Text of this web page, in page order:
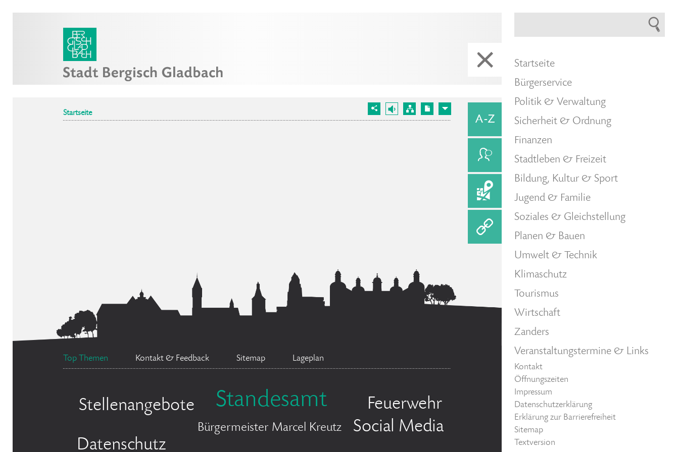
Startseite
Top Themen Kontakt & Feedback Sitemap Lageplan
Stellenangebote Standesamt Feuerwehr
Datenschutz
Bürgermeister Marcel Kreutz Social Media
Startseite
Bürgerservice
Politik & Verwaltung
Sicherheit & Ordnung
Finanzen
Stadtleben & Freizeit
Bildung, Kultur & Sport
Jugend & Familie
Soziales & Gleichstellung
Planen & Bauen
Umwelt & Technik
Klimaschutz
Tourismus
Wirtschaft
Zanders
Veranstaltungstermine & Links
Kontakt
Öffnungszeiten
Impressum
Datenschutzerklärung
Erklärung zur Barrierefreiheit
Sitemap
Textversion